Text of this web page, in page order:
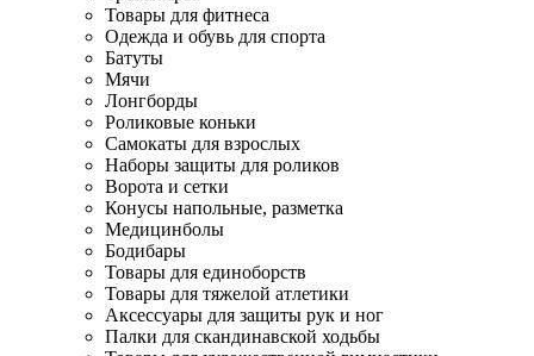
Товары для фитнеса
Одежда и обувь для спорта
Батуты
Мячи
Лонгборды
Роликовые коньки
Самокаты для взрослых
Наборы защиты для роликов
Ворота и сетки
Конусы напольные, разметка
Медицинболы
Бодибары
Товары для единоборств
Товары для тяжелой атлетики
Аксессуары для защиты рук и ног
Палки для скандинавской ходьбы